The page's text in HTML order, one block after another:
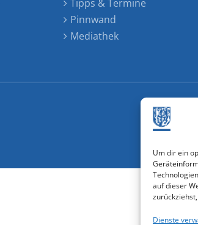
Um dir ein
auf dieser
Dienste
Tipps & Termine
Pinnwand
Mediathek